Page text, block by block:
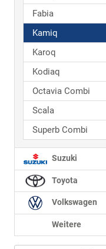
Fabia
Kamiq
Karoq
Kodiaq
Octavia Combi
Scala
Superb Combi
Suzuki
Toyota
Volkswagen
Weitere